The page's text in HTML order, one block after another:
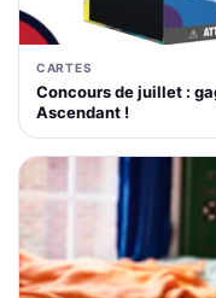
CARTES
Concours de juillet :
Ascendant !